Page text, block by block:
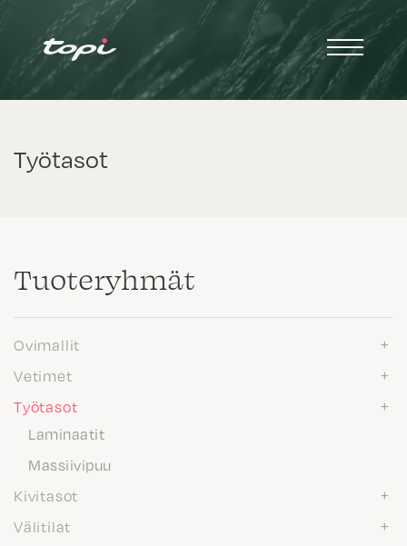
Työtasot
Tuote­ryhmät
Ovimallit
Vetimet
Työtasot
Laminaatit
Massiivipuu
Kivitasot
Välitilat